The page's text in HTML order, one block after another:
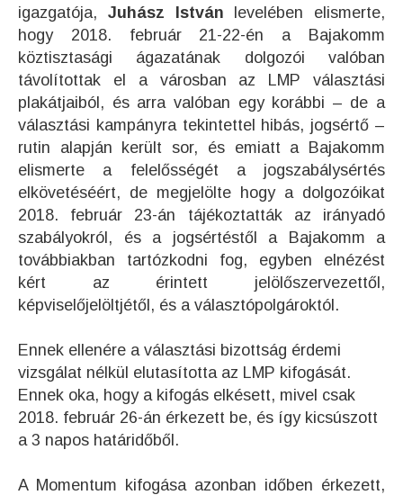
igazgatója, Juhász István levelében elismerte,
hogy 2018. február 21-22-én a Bajakomm
köztisztasági ágazatának dolgozói valóban
távolítottak el a városban az LMP választási
plakátjaiból, és arra valóban egy korábbi – de a
választási kampányra tekintettel hibás, jogsértő –
rutin alapján került sor, és emiatt a Bajakomm
elismerte a felelősségét a jogszabálysértés
elkövetéséért, de megjelölte hogy a dolgozóikat
2018. február 23-án tájékoztatták az irányadó
szabályokról, és a jogsértéstől a Bajakomm a
továbbiakban tartózkodni fog, egyben elnézést
kért az érintett jelölőszervezettől,
képviselőjelöltjétől, és a választópolgároktól.
Ennek ellenére a választási bizottság érdemi
vizsgálat nélkül elutasította az LMP kifogását.
Ennek oka, hogy a kifogás elkésett, mivel csak
2018. február 26-án érkezett be, és így kicsúszott
a 3 napos határidőből.
A Momentum kifogása azonban időben érkezett,